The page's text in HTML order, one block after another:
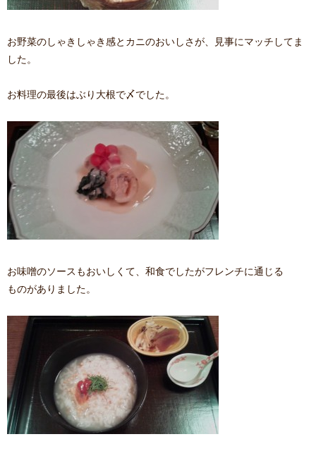
お野菜のしゃきしゃき感とカニのおいしさが、見事にマッチしてま
した。
お料理の最後はぶり大根で〆でした。
お味噌のソースもおいしくて、和食でしたがフレンチに通じる
ものがありました。